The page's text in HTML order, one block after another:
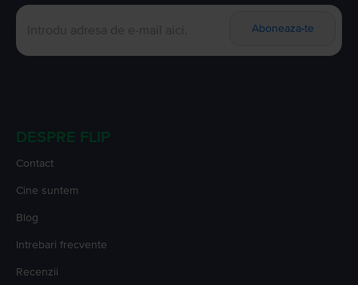
Aboneaza-te
DESPRE FLIP
Contact
Cine suntem
Blog
Intrebari frecvente
Recenzii